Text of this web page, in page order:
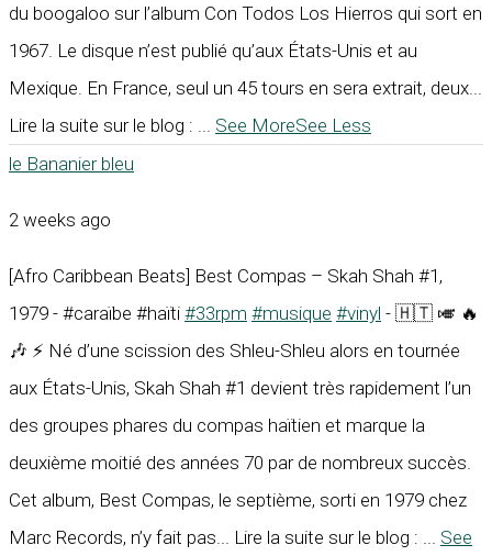
du boogaloo sur l’album Con Todos Los Hierros qui sort en
1967. Le disque n’est publié qu’aux États-Unis et au
Mexique. En France, seul un 45 tours en sera extrait, deux...
Lire la suite sur le blog :
See MoreSee Less
le Bananier bleu
2 weeks ago
[Afro Caribbean Beats] Best Compas – Skah Shah #1,
1979 - #caraïbe #haïti #33rpm #musique #vinyl - 🇭🇹 🎺 🔥
🎶 ⚡ Né d’une scission des Shleu-Shleu alors en tournée
aux États-Unis, Skah Shah #1 devient très rapidement l’un
des groupes phares du compas haïtien et marque la
deuxième moitié des années 70 par de nombreux succès.
Cet album, Best Compas, le septième, sorti en 1979 chez
Marc Records, n’y fait pas... Lire la suite sur le blog :
See